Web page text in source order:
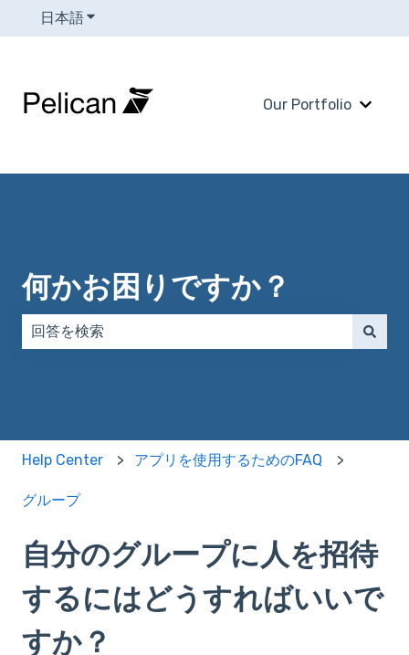
日本語翻訳のサブメニューを表示
Our Portfolio
Our
何かお困りですか？
Help Center アプリを使用するためのFAQ
グループ
自分のグループに人を招待
するにはどうすればいいで
すか？